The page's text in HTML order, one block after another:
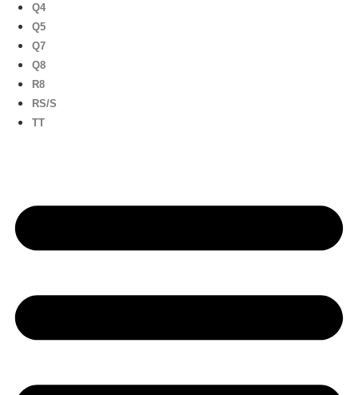
Q4
Q5
Q7
Q8
R8
RS/S
TT